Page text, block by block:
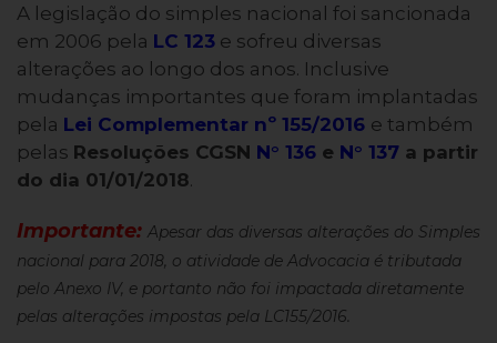
A legislação do simples nacional foi sancionada
em 2006 pela LC 123 e sofreu diversas
alterações ao longo dos anos. Inclusive
mudanças importantes que foram implantadas
pela Lei Complementar nº 155/2016 e também
pelas Resoluções CGSN N° 136 e N° 137 a partir
do dia 01/01/2018.
Importante: Apesar das diversas alterações do Simples
nacional para 2018, o atividade de Advocacia é tributada
pelo Anexo IV, e portanto não foi impactada diretamente
pelas alterações impostas pela LC155/2016.